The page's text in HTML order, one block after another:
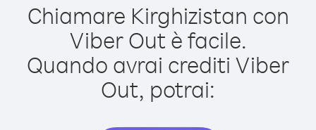
Chiamare Kirghizistan con
Viber Out è facile.
Quando avrai crediti Viber
Out, potrai: